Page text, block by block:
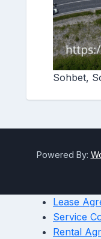
Sohbet,
Powered By:
Lease
Service
Rental